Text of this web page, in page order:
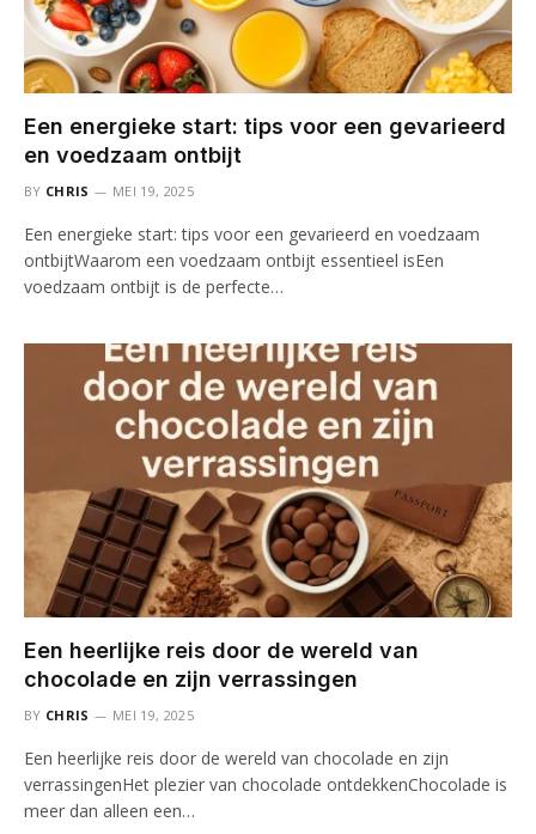
Een energieke start: tips voor een gevarieerd
en voedzaam ontbijt
BY CHRIS MEI 19, 2025
Een energieke start: tips voor een gevarieerd en voedzaam
ontbijtWaarom een voedzaam ontbijt essentieel isEen
voedzaam ontbijt is de perfecte…
Een heerlijke reis door de wereld van
chocolade en zijn verrassingen
BY CHRIS MEI 19, 2025
Een heerlijke reis door de wereld van chocolade en zijn
verrassingenHet plezier van chocolade ontdekkenChocolade is
meer dan alleen een…